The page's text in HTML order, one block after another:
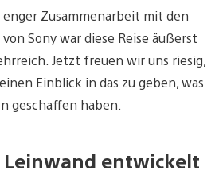
enger Zusammenarbeit mit den
Sony war diese Reise äußerst
Jetzt freuen wir uns riesig,
Einblick in das zu geben, was
geschaffen haben.
Leinwand entwickelt